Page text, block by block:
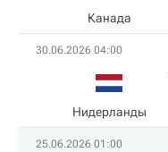
Канада
30.06.2026 04:00
Нидерланды
25.06.2026 01:00